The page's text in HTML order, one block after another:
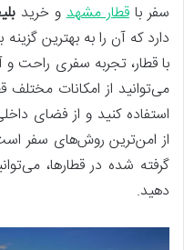
سفر باقطار مشهدو خرید
دارد که آن را به بهترین
با قطار، تجربه سفری راحت
می‌توانید از امکانات مختلف
استفاده کنید و از فضای
از امن‌ترین روش‌های سفر
گرفته شده در قطارها،
دهید.